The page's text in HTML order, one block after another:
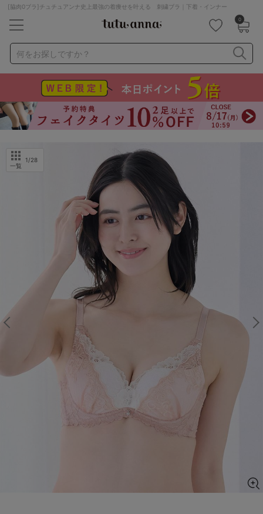
[脇肉0ブラ]チュチュアンナ史上最強の着痩せを叶える 刺繍ブラ｜下着・インナー
0
何をお探しですか？
ナイトブラ ノンワイヤー 特盛ブラ
チューブトップ
折り畳み
パジャマ ストッキング
キャミソール
カテゴリから探す
レッグウェア
ルームウェア ライフスタイル
マタニティ ギフトラッピング
サイズからブラを探す
A75
B80
C85
一覧
1/28